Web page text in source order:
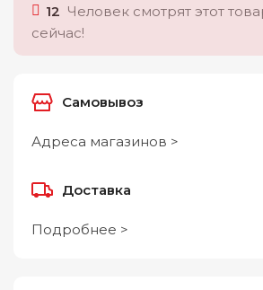
12 Человек смотрят этот
сейчас!
Самовывоз
Адреса магазинов >
Доставка
Подробнее >